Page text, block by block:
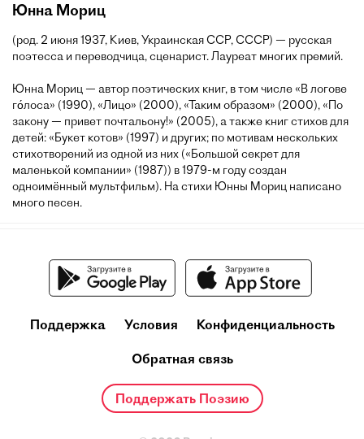
Юнна Мориц
(род. 2 июня 1937, Киев, Украинская ССР, СССР) — русская
поэтесса и переводчица, сценарист. Лауреат многих премий.
Юнна Мориц — автор поэтических книг, в том числе «В логове
го́лоса» (1990), «Лицо» (2000), «Таким образом» (2000), «По
закону — привет почтальону!» (2005), а также книг стихов для
детей: «Букет котов» (1997) и других; по мотивам нескольких
стихотворений из одной из них («Большой секрет для
маленькой компании» (1987)) в 1979-м году создан
одноимённый мультфильм). На стихи Юнны Мориц написано
много песен.
Поддержка Условия Конфиденциальность
Обратная связь
Поддержать Поэзию